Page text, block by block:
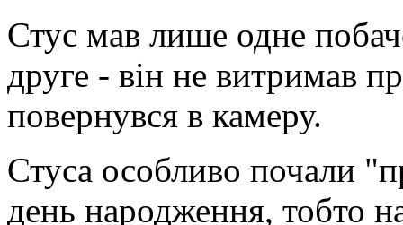
Стус мав лише одне
друге - він не витримав
повернувся в камеру.
Стуса особливо почали
день народження, тобто